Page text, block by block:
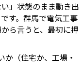
」状態のまま動き出
す。群馬で電気工事
ら言うと、最初に押
か（住宅か、工場・